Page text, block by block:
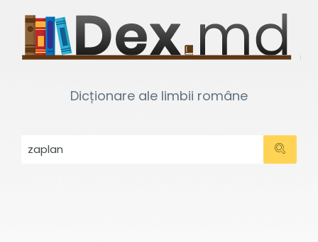
Dicționare ale limbii române